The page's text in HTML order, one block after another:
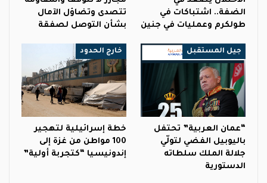
الضفة.. اشتباكات في
طولكرم وعمليات في جنين
تتصدى وتضاؤل الآمال
بشأن التوصل لصفقة
جيل المستقبل
“عمان العربية” تحتفل
باليوبيل الفضي لتولّي
جلالة الملك سلطاته
الدستورية
خارج الحدود
خطة إسرائيلية لتهجير
100 مواطن من غزة إلى
إندونيسيا “كتجربة أولية”